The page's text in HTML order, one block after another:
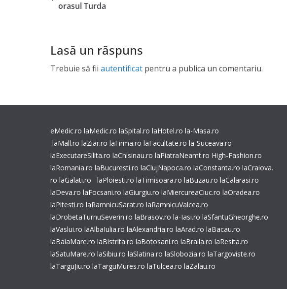
orasul Turda
Lasă un răspuns
Trebuie să fii autentificat pentru a publica un comentariu.
eMedic.ro laMedic.ro laSpital.ro laHotel.ro la-Masa.ro
laMall.ro laZiar.ro laFirma.ro laFacultate.ro la-Suceava.ro
laExecutareSilita.ro laChisinau.ro laPiatraNeamt.ro High-Fashion.ro
laRomania.ro laBucuresti.ro laClujNapoca.ro laConstanta.ro laCraiova.
ro laGalati.ro laPloiesti.ro laTimisoara.ro laBuzau.ro laCalarasi.ro
laDeva.ro laFocsani.ro laGiurgiu.ro laMiercureaCiuc.ro laOradea.ro
laPitesti.ro laRamnicuSarat.ro laRamnicuValcea.ro
laDrobetaTurnuSeverin.ro laBrasov.ro la-Iasi.ro laSfantuGheorghe.ro
laVaslui.ro laAlbaIulia.ro laAlexandria.ro laArad.ro laBacau.ro
laBaiaMare.ro laBistrita.ro laBotosani.ro laBraila.ro laResita.ro
laSatuMare.ro laSibiu.ro laSlatina.ro laSlobozia.ro laTargoviste.ro
laTarguJiu.ro laTarguMures.ro laTulcea.ro laZalau.ro